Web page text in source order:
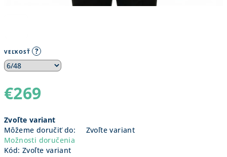
VEĽKOSŤ ?
€269
cena:
Zvoľte variant
Môžeme doručiť do:
Zvoľte variant
Možnosti doručenia
Kód: Zvoľte variant